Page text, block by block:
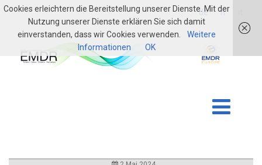
login de fr
Cookies erleichtern die Bereitstellung unserer Dienste. Mit der
Nutzung unserer Dienste erklären Sie sich damit
einverstanden, dass wir Cookies verwenden.
Weitere
Informationen
OK